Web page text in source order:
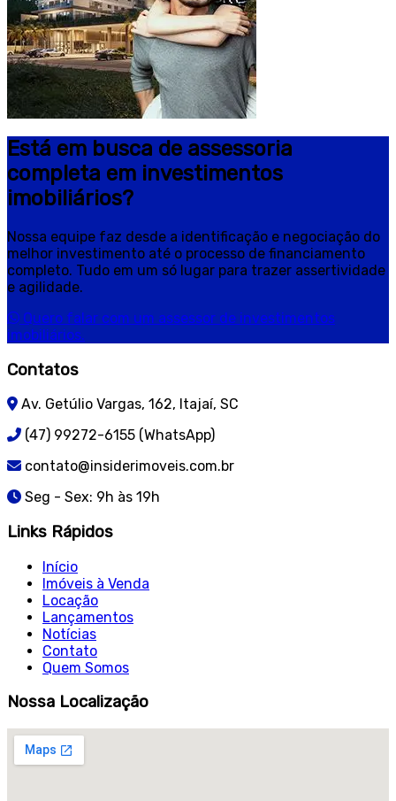
Está em busca de assessoria
completa em investimentos
imobiliários?
Nossa equipe faz desde a identificação e negociação do
melhor investimento até o processo de financiamento
completo. Tudo em um só lugar para trazer assertividade
e agilidade.
Quero falar com um assessor de investimentos
imobiliários.
Contatos
Av. Getúlio Vargas, 162, Itajaí, SC
(47) 99272-6155 (WhatsApp)
contato@insiderimoveis.com.br
Seg - Sex: 9h às 19h
Links Rápidos
Início
Imóveis à Venda
Locação
Lançamentos
Notícias
Contato
Quem Somos
Nossa Localização